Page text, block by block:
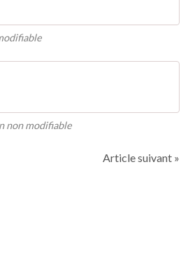
non modifiable
Article suivant »